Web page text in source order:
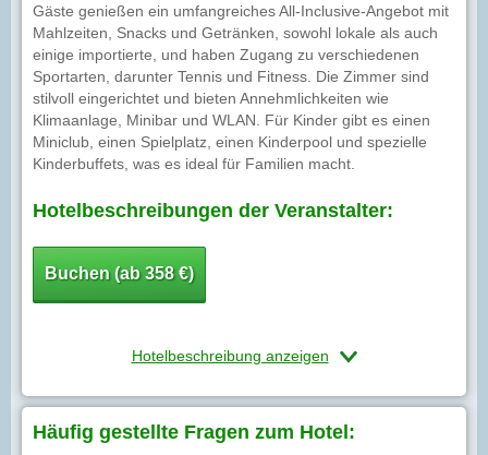
Gäste genießen ein umfangreiches All-Inclusive-Angebot mit
Mahlzeiten, Snacks und Getränken, sowohl lokale als auch
einige importierte, und haben Zugang zu verschiedenen
Sportarten, darunter Tennis und Fitness. Die Zimmer sind
stilvoll eingerichtet und bieten Annehmlichkeiten wie
Klimaanlage, Minibar und WLAN. Für Kinder gibt es einen
Miniclub, einen Spielplatz, einen Kinderpool und spezielle
Kinderbuffets, was es ideal für Familien macht.
Hotelbeschreibungen der Veranstalter:
Buchen (ab 358 €)
Hotelbeschreibung anzeigen
Häufig gestellte Fragen zum Hotel: